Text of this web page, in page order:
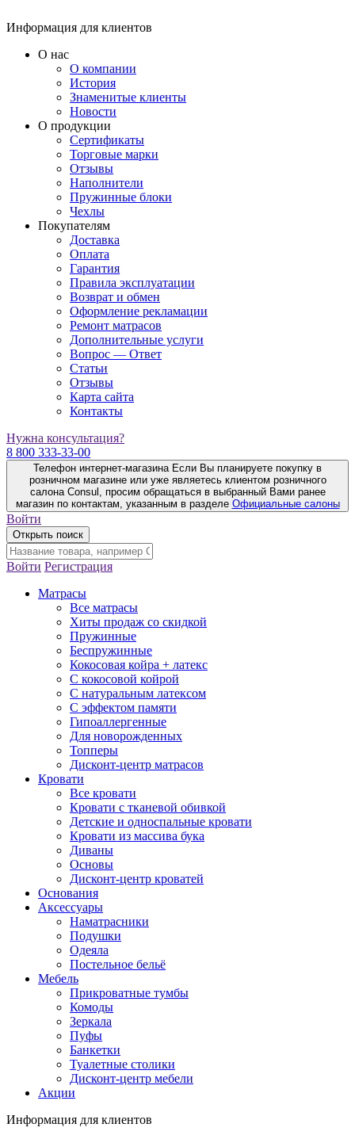
Информация для клиентов
О нас
О компании
История
Знаменитые клиенты
Новости
О продукции
Сертификаты
Торговые марки
Отзывы
Наполнители
Пружинные блоки
Чехлы
Покупателям
Доставка
Оплата
Гарантия
Правила эксплуатации
Возврат и обмен
Оформление рекламации
Ремонт матрасов
Дополнительные услуги
Вопрос — Ответ
Статьи
Отзывы
Карта сайта
Контакты
Нужна консультация?
8 800 333-33-00
Телефон интернет-магазина Если Вы планируете покупку в
розничном магазине или уже являетесь клиентом розничного
салона Consul, просим обращаться в выбранный Вами ранее
магазин по контактам, указанным в разделе Официальные салоны
Войти
Открыть поиск
Войти Регистрация
Матрасы
Все матрасы
Хиты продаж со скидкой
Пружинные
Беспружинные
Кокосовая койра + латекс
С кокосовой койрой
С натуральным латексом
С эффектом памяти
Гипоаллергенные
Для новорожденных
Топперы
Дисконт-центр матрасов
Кровати
Все кровати
Кровати с тканевой обивкой
Детские и односпальные кровати
Кровати из массива бука
Диваны
Основы
Дисконт-центр кроватей
Основания
Аксессуары
Наматрасники
Подушки
Одеяла
Постельное бельё
Мебель
Прикроватные тумбы
Комоды
Зеркала
Пуфы
Банкетки
Туалетные столики
Дисконт-центр мебели
Акции
Информация для клиентов